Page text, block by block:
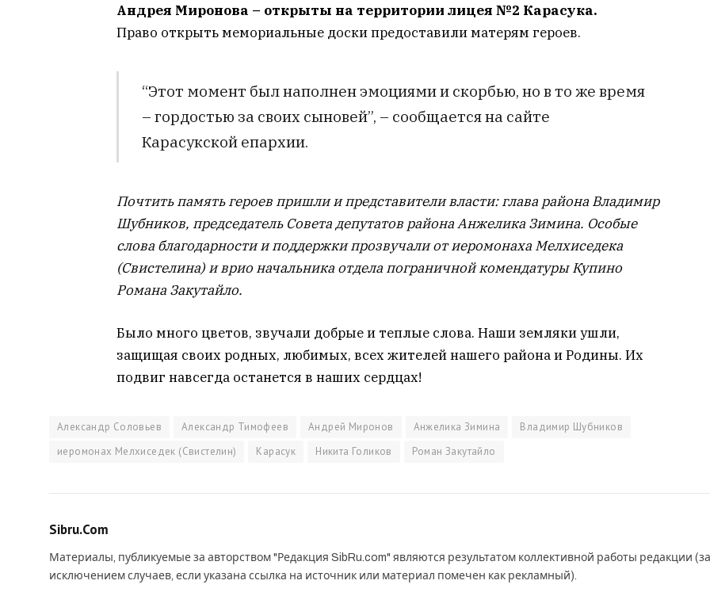
Андрея Миронова – открыты на территории лицея №2 Карасука.
Право открыть мемориальные доски предоставили матерям героев.
“Этот момент был наполнен эмоциями и скорбью, но в то же время
– гордостью за своих сыновей”, – сообщается на сайте
Карасукской епархии.
Почтить память героев пришли и представители власти: глава района Владимир
Шубников, председатель Совета депутатов района Анжелика Зимина. Особые
слова благодарности и поддержки прозвучали от иеромонаха Мелхиседека
(Свистелина) и врио начальника отдела пограничной комендатуры Купино
Романа Закутайло.
Было много цветов, звучали добрые и теплые слова. Наши земляки ушли,
защищая своих родных, любимых, всех жителей нашего района и Родины. Их
подвиг навсегда останется в наших сердцах!
Александр Соловьев Александр Тимофеев Андрей Миронов Анжелика Зимина
Владимир Шубников
иеромонах Мелхиседек (Свистелин)
Карасук Никита Голиков Роман Закутайло
Sibru.Com
Материалы, публикуемые за авторством "Редакция SibRu.com" являются результатом коллективной работы редакции (за
исключением случаев, если указана ссылка на источник или материал помечен как рекламный).